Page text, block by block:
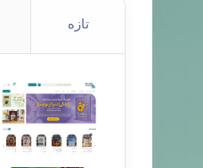
تازه